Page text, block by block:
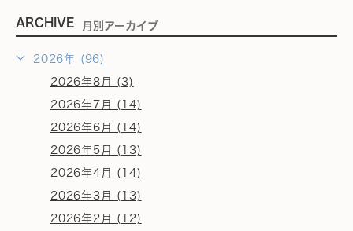
ARCHIVE 月別アーカイブ
2026年 (96)
2026年8月 (3)
2026年7月 (14)
2026年6月 (14)
2026年5月 (13)
2026年4月 (14)
2026年3月 (13)
2026年2月 (12)